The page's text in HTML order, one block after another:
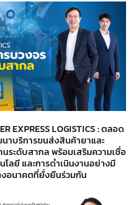
EXPRESS LOGISTICS : ตลอด
าบริการขนส่งสินค้ายาและ
ระดับสากล พร้อมเสริมความเชื่อ
โลยี และการดำเนินงานอย่างมี
อนาคตที่ยั่งยืนร่วมกัน